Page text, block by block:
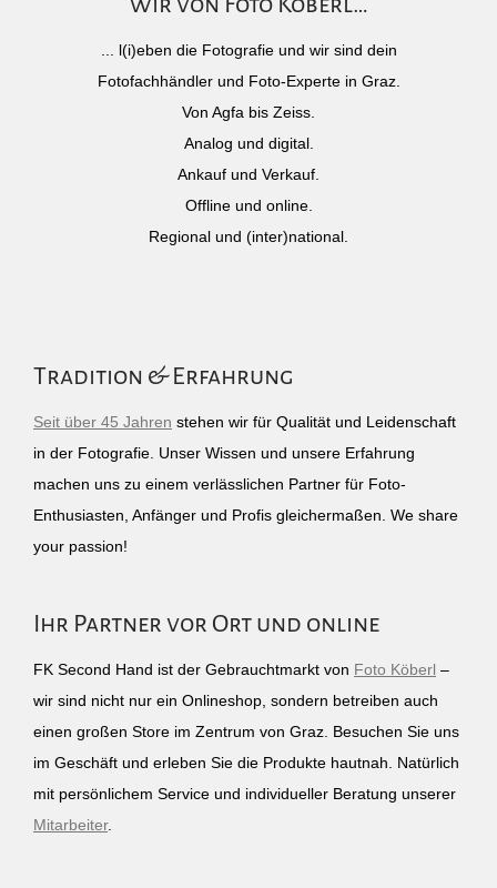
... l(i)eben die Fotografie und wir sind dein
Fotofachhändler und Foto-Experte in Graz.
Von Agfa bis Zeiss.
Analog und digital.
Ankauf und Verkauf.
Offline und online.
Regional und (inter)national.
Tradition & Erfahrung
Seit über 45 Jahren stehen wir für Qualität und Leidenschaft
in der Fotografie. Unser Wissen und unsere Erfahrung
machen uns zu einem verlässlichen Partner für Foto-
Enthusiasten, Anfänger und Profis gleichermaßen. We share
your passion!
Ihr Partner vor Ort und online
FK Second Hand ist der Gebrauchtmarkt von Foto Köberl –
wir sind nicht nur ein Onlineshop, sondern betreiben auch
einen großen Store im Zentrum von Graz. Besuchen Sie uns
im Geschäft und erleben Sie die Produkte hautnah. Natürlich
mit persönlichem Service und individueller Beratung unserer
Mitarbeiter.